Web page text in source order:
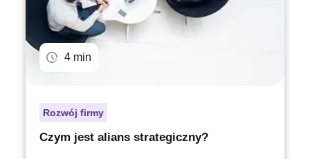
4 min
Rozwój firmy
Czym jest alians strategiczny?